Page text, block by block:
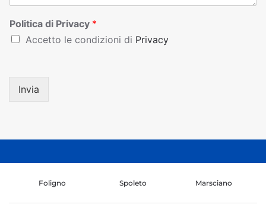
Politica di Privacy *
Accetto le condizioni di Privacy
Invia
Foligno Spoleto Marsciano